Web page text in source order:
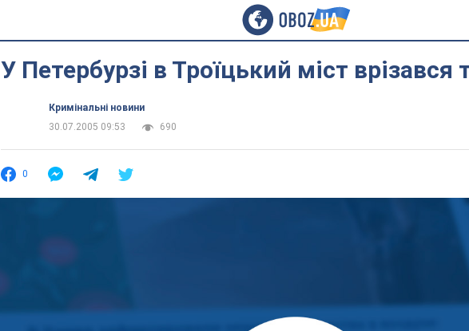
У Петербурзі в Троїцький міст врізався
Кримінальні новини
30.07.2005 09:53
690
0